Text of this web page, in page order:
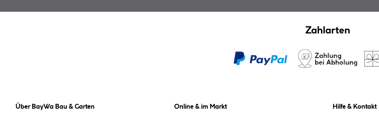
Zahlarten
Über BayWa Bau & Garten Online & im Markt Hilfe & Kontakt